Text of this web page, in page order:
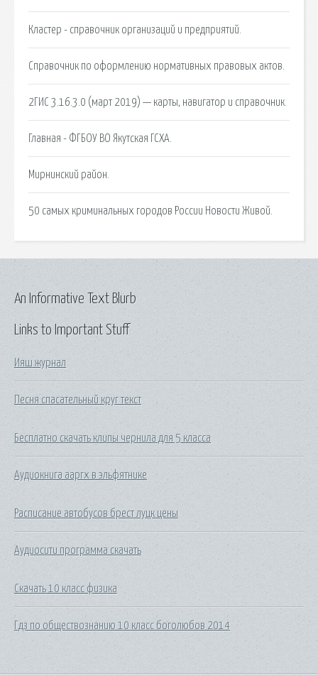
Кластер - справочник организаций и предприятий.
Справочник по оформлению нормативных правовых актов.
2ГИС 3.16.3.0 (март 2019) — карты, навигатор и справочник.
Главная - ФГБОУ ВО Якутская ГСХА.
Мирнинский район.
50 самых криминальных городов России Новости Живой.
Links to Important Stuff
Ияш журнал
Песня спасательный круг текст
Бесплатно скачать клипы чернила для 5 класса
Аудиокнига ааргх в эльфятнике
Расписание автобусов брест луцк цены
Аудиосити программа скачать
Скачать 10 класс физика
Гдз по обществознанию 10 класс боголюбов 2014
An Informative Text Blurb